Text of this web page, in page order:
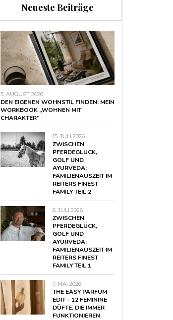
Neueste Beiträge
5. AUGUST 2026
DEN EIGENEN WOHNSTIL FINDEN: MEIN
WORKBOOK „WOHNEN MIT
CHARAKTER“
15. JULI 2026
ZWISCHEN
PFERDEGLÜCK,
GOLF UND
AYURVEDA:
FAMILIENAUSZEIT IM
REITERS FINEST
FAMILY TEIL 2
6. JULI 2026
ZWISCHEN
PFERDEGLÜCK,
GOLF UND
AYURVEDA:
FAMILIENAUSZEIT IM
REITERS FINEST
FAMILY TEIL 1
7. MAI 2026
THE EASY PARFUM
EDIT – 12 FEMININE
DÜFTE, DIE IMMER
FUNKTIONIEREN